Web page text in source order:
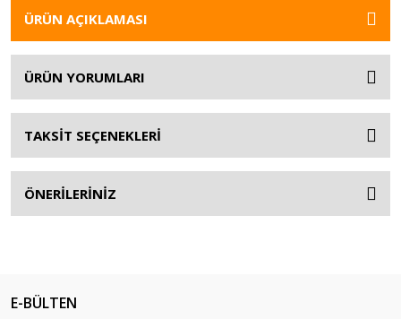
ÜRÜN AÇIKLAMASI
ÜRÜN YORUMLARI
TAKSİT SEÇENEKLERİ
ÖNERİLERİNİZ
E-BÜLTEN